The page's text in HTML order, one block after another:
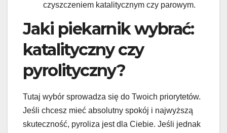
czyszczeniem katalitycznym czy parowym.
Jaki piekarnik wybrać:
katalityczny czy
pyrolityczny?
Tutaj wybór sprowadza się do Twoich priorytetów.
Jeśli chcesz mieć absolutny spokój i najwyższą
skuteczność, pyroliza jest dla Ciebie. Jeśli jednak